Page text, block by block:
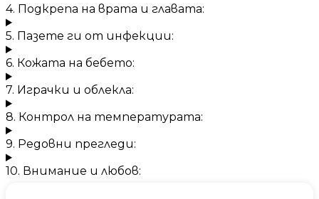
4. Подкрепа на врата и главата:
5. Пазете ги от инфекции:
6. Кожата на бебето:
7. Играчки и облекла:
8. Контрол на температурата:
9. Редовни прегледи:
10. Внимание и любов: